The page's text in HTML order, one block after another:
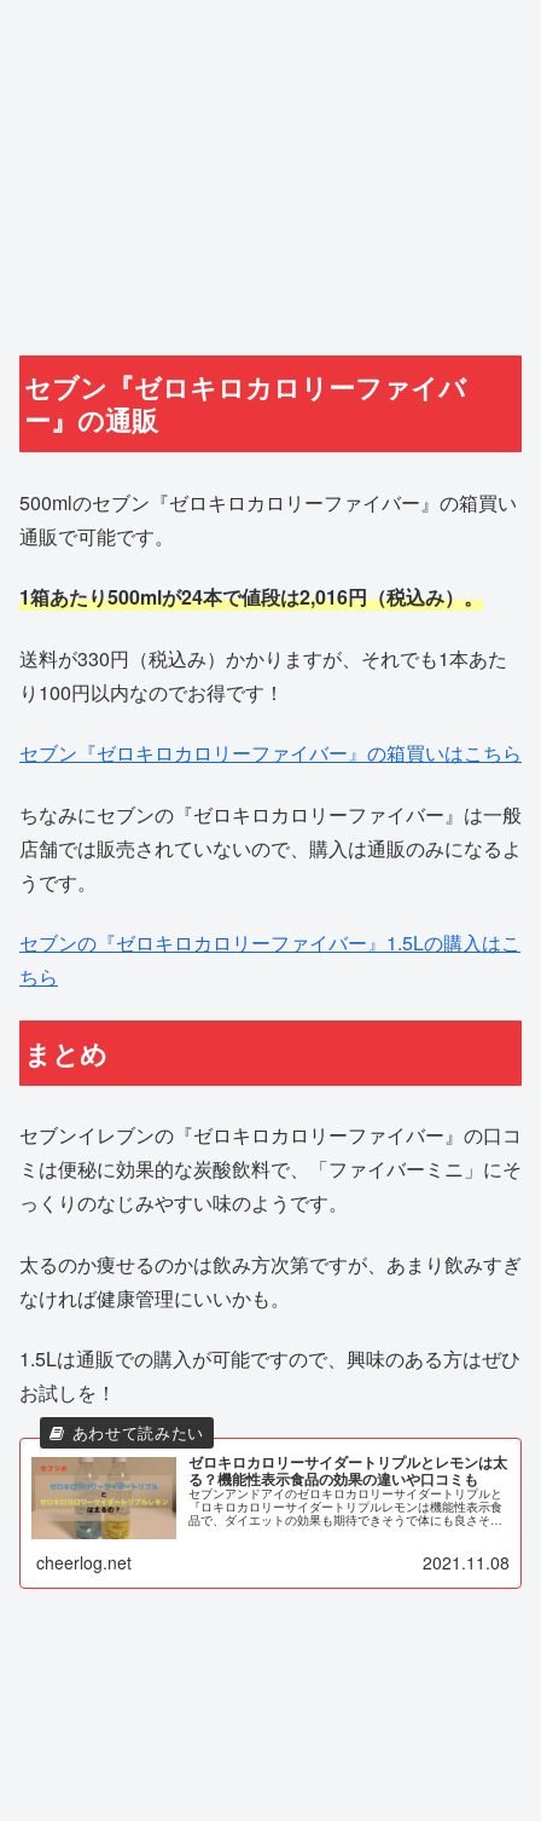
セブン『ゼロキロカロリーファイバ
ー』の通販
500mlのセブン『ゼロキロカロリーファイバー』の箱買い
通販で可能です。
1箱あたり500mlが24本で値段は2,016円（税込み）。
送料が330円（税込み）かかりますが、それでも1本あた
り100円以内なのでお得です！
セブン『ゼロキロカロリーファイバー』の箱買いはこちら
ちなみにセブンの『ゼロキロカロリーファイバー』は一般
店舗では販売されていないので、購入は通販のみになるよ
うです。
セブンの『ゼロキロカロリーファイバー』1.5Lの購入はこ
ちら
まとめ
セブンイレブンの『ゼロキロカロリーファイバー』の口コ
ミは便秘に効果的な炭酸飲料で、「ファイバーミニ」にそ
っくりのなじみやすい味のようです。
太るのか痩せるのかは飲み方次第ですが、あまり飲みすぎ
なければ健康管理にいいかも。
1.5Lは通販での購入が可能ですので、興味のある方はぜひ
お試しを！
ゼロキロカロリーサイダートリプルとレモンは太
る？機能性表示食品の効果の違いや口コミも
セブンアンドアイのゼロキロカロリーサイダートリプルと
『ロキロカロリーサイダートリプルレモンは機能性表示食
品で、ダイエットの効果も期待できそうで体にも良さそ
cheerlog.net 2021.11.08